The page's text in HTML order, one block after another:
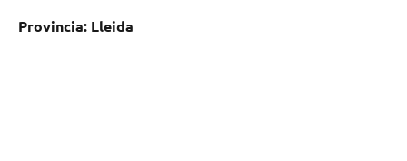
Provincia: Lleida